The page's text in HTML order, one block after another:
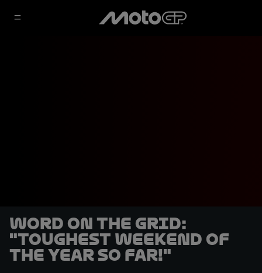
Word on the Grid:
"Toughest weekend of
the year so far!"